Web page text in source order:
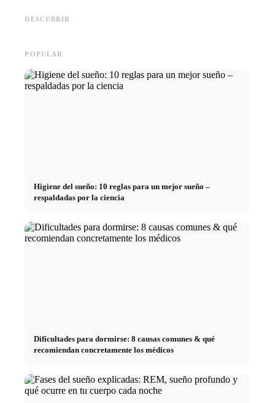
DESCUBRIR
carrera
POPULAR
Higiene del sueño: 10 reglas para un mejor sueño –
respaldadas por la ciencia
Dificultades para dormirse: 8 causas comunes & qué
recomiendan concretamente los médicos